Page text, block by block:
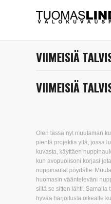
VIIMEISIÄ
VIIMEISIÄ
Olen tässä nyt muutaman
pientä projektia yllä, jossa
kuvasta, käyttäen
kun avopuolisoni korjasi
nuppinaulat pöydälle.
huomasin väänteleväni
siitä se sitten lähti. Samalla
hyvää harjoitusta oikealle